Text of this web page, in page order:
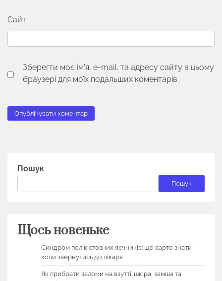
Сайт
Зберегти моє ім'я, e-mail, та адресу сайту в цьому
браузері для моїх подальших коментарів.
Пошук
Пошук
Щось новеньке
Синдром полікістозних яєчників: що варто знати і
коли звернутись до лікаря
Як прибрати заломи на взутті: шкіра, замша та